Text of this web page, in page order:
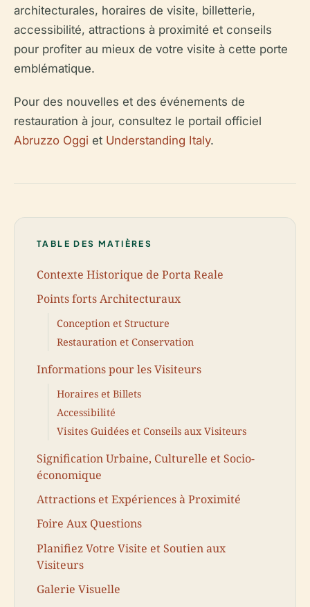
architecturales, horaires de visite, billetterie,
accessibilité, attractions à proximité et conseils
pour profiter au mieux de votre visite à cette porte
emblématique.
Pour des nouvelles et des événements de
restauration à jour, consultez le portail officiel
Abruzzo Oggi et Understanding Italy.
TABLE DES MATIÈRES
Contexte Historique de Porta Reale
Points forts Architecturaux
Conception et Structure
Restauration et Conservation
Informations pour les Visiteurs
Horaires et Billets
Accessibilité
Visites Guidées et Conseils aux Visiteurs
Signification Urbaine, Culturelle et Socio-
économique
Attractions et Expériences à Proximité
Foire Aux Questions
Planifiez Votre Visite et Soutien aux
Visiteurs
Galerie Visuelle